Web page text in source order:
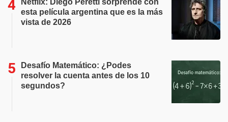
Netflix: Diego Peretti sorprende con
esta película argentina que es la más
vista de 2026
Desafío Matemático: ¿Podes
resolver la cuenta antes de los 10
segundos?